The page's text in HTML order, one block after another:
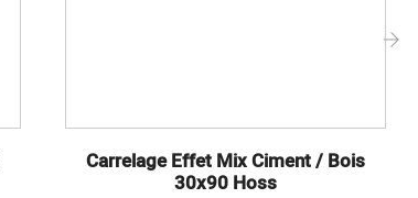
Carrelage Effet Mix Ciment / Bois
30x90 Hoss